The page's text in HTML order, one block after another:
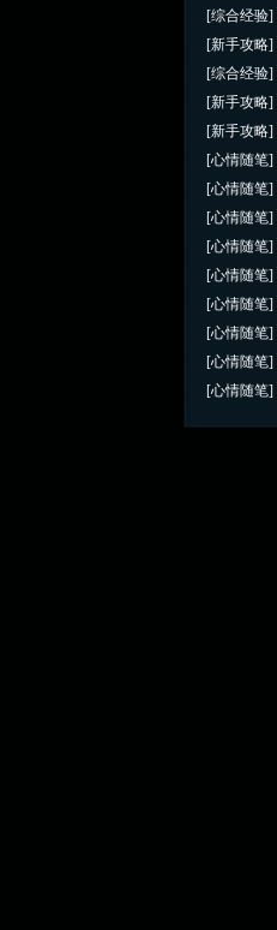
[综合经验]
[新手攻略]
[综合经验]
[新手攻略]
[新手攻略]
[心情随笔]
[心情随笔]
[心情随笔]
[心情随笔]
[心情随笔]
[心情随笔]
[心情随笔]
[心情随笔]
[心情随笔]